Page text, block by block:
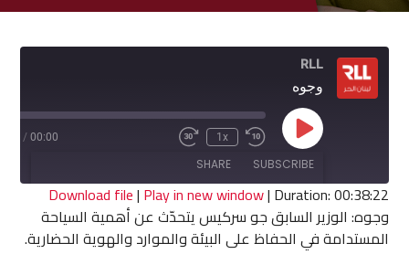
RLL
وجوه
Play
Episode
Rewind
10
Seconds
1x
Fast
seconds
00:00
/
SUBSCRIBE
SHARE
RSS FEED
SHARE
Download file| Play in new window| Duration: 00:38:22
وجوه: الوزير السابق جو سركيس يتحدّث عن أهمية السياحة
المستدامة في الحفاظ على البيئة والموارد والهوية الحضارية.